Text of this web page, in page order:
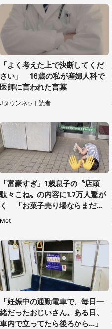
「よく考えた上で決断してくだ
さい」 16歳の私が産婦人科で
医師に言われた言葉
Jタウンネット読者
「富豪すぎ」1歳息子の〝店頭
駄々こね〟の内容に1.7万人驚が
く 「お菓子売り場ならまだし
も...」「ハードル高い」
Met
「妊娠中の通勤電車で、毎日一
緒だったおじいさん。ある日、
車内で立ってたら後ろから...」